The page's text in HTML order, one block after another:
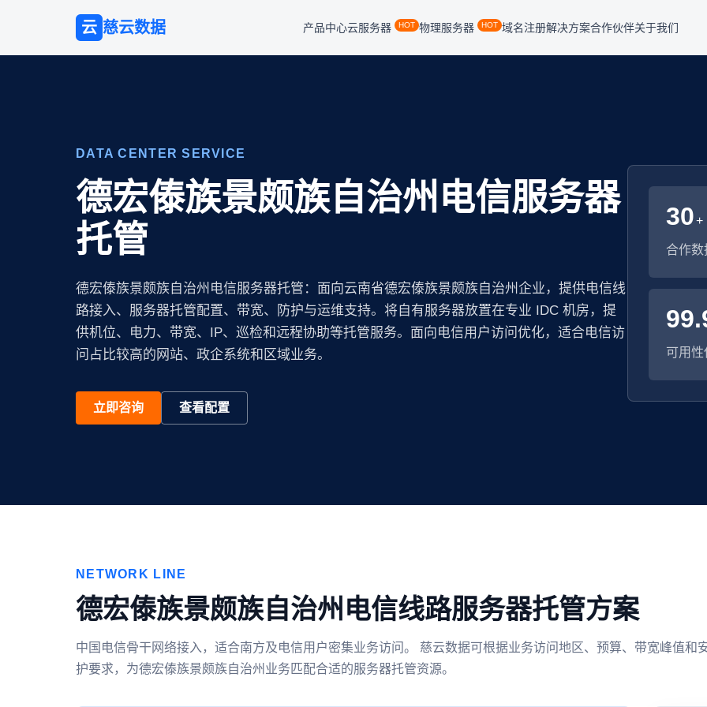
云 慈云数据 产品中心云服务器 HOT 物理服务器 HOT 域名注册解决方案合作伙伴关于我们
DATA CENTER SERVICE
德宏傣族景颇族自治州电信服务器
托管
德宏傣族景颇族自治州电信服务器托管：面向云南省德宏傣族景颇族自治州企业，提供电信线
路接入、服务器托管配置、带宽、防护与运维支持。将自有服务器放置在专业 IDC 机房，提
供机位、电力、带宽、IP、巡检和远程协助等托管服务。面向电信用户访问优化，适合电信访
问占比较高的网站、政企系统和区域业务。
立即咨询 查看配置
30+
合作
可用性
NETWORK LINE
德宏傣族景颇族自治州电信线路服务器托管方案
中国电信骨干网络接入，适合南方及电信用户密集业务访问。 慈云数据可根据业务访问地区、预算、带宽峰值和
护要求，为德宏傣族景颇族自治州业务匹配合适的服务器托管资源。